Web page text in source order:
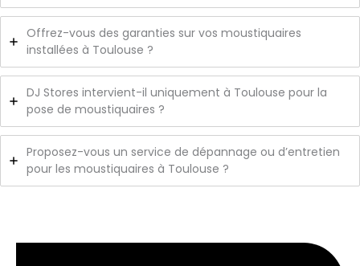
Offrez-vous des garanties sur vos moustiquaires
installées à Toulouse ?
DJ Stores intervient-il uniquement à Toulouse pour la
pose de moustiquaires ?
Proposez-vous un service de dépannage ou d’entretien
pour les moustiquaires à Toulouse ?